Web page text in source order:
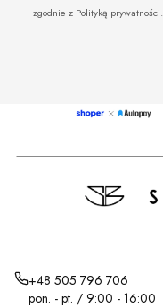
zgodnie z Polityką prywatności.
+48 505 796 706
pon. - pt. / 9:00 - 16:00